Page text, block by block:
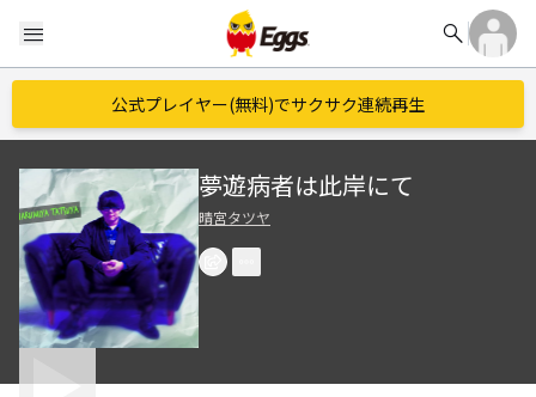
menu search
公式プレイヤー(無料)でサクサク連続再生
夢遊病者は此岸にて
晴宮タツヤ